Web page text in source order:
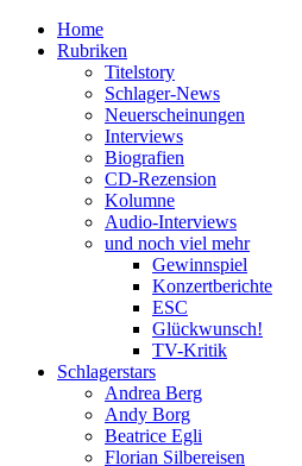
Home
Rubriken
Titelstory
Schlager-News
Neuerscheinungen
Interviews
Biografien
CD-Rezension
Kolumne
Audio-Interviews
und noch viel mehr
Gewinnspiel
Konzertberichte
ESC
Glückwunsch!
TV-Kritik
Schlagerstars
Andrea Berg
Andy Borg
Beatrice Egli
Florian Silbereisen